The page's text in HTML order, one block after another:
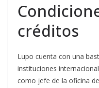
créditos
Lupo cuenta con una
instituciones
como jefe de la oficina